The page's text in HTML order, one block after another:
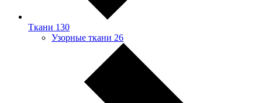
Ткани 130
Узорные ткани 26